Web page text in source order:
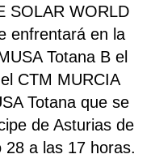
SOLAR WORLD
enfrentará en la
Totana B el
CTM MURCIA
Totana que se
de Asturias de
28 a las 17 horas.